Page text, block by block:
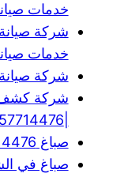
خدمات
خدمات
شركة
شركة كشف
صباغ 0557714476
صباغ في الشارقة